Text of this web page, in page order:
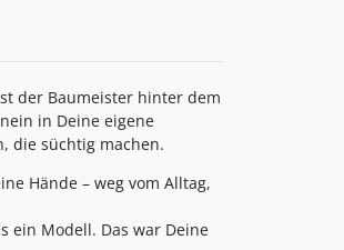
der Baumeister hinter dem
in Deine eigene
die süchtig machen.
Hände – weg vom Alltag,
ein Modell. Das war Deine